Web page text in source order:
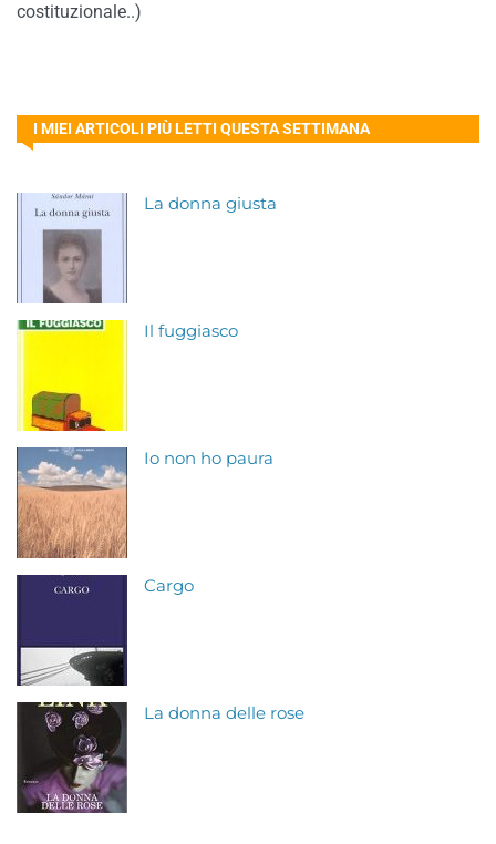
costituzionale..)
I MIEI ARTICOLI PIÙ LETTI QUESTA SETTIMANA
La donna giusta
Il fuggiasco
Io non ho paura
Cargo
La donna delle rose